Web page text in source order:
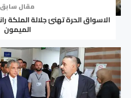
مقال سابق
الاسواق الحرة تهنئ جلالة الملكة
الميمون